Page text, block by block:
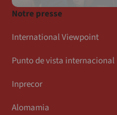
Notre presse
International Viewpoint
Punto de vista internacional
Inprecor
Alomamia